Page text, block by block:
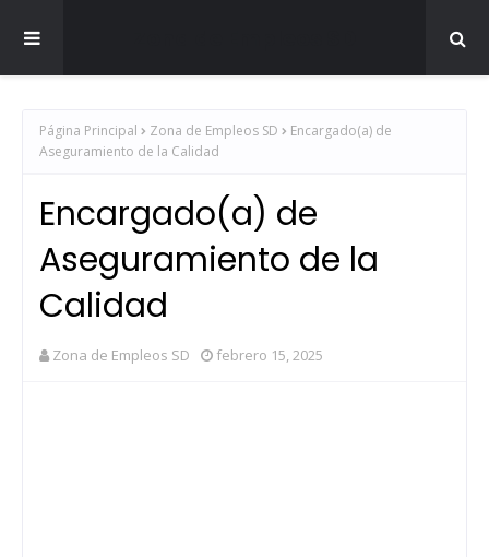
Página Principal Zona de Empleos SD
Encargado(a) de
Aseguramiento de la Calidad
Encargado(a) de
Aseguramiento de la
Calidad
Zona de Empleos SD febrero 15, 2025